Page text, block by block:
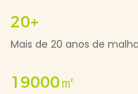
20+
Mais de 20 anos de
19000㎡